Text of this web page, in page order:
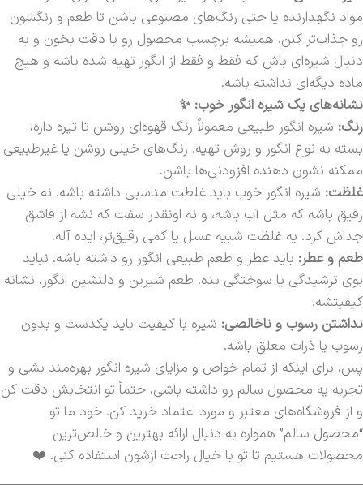
مواد نگهدارنده یا حتی رنگ‌های مصنوعی باشن تا طعم و رنگشون
رو جذاب‌تر کنن. همیشه برچسب محصول رو با دقت بخون و به
دنبال شیره‌ای باش که فقط و فقط از انگور تهیه شده باشه و هیچ
ماده دیگه‌ای نداشته باشه.
نشانه‌های یک شیره انگور خوب: ✨
رنگ: شیره انگور طبیعی معمولاً رنگ قهوه‌ای روشن تا تیره داره،
بسته به نوع انگور و روش تهیه. رنگ‌های خیلی روشن یا غیرطبیعی
ممکنه نشون دهنده افزودنی‌ها باشن.
غلظت: شیره انگور خوب باید غلظت مناسبی داشته باشه. نه خیلی
رقیق باشه که مثل آب باشه، و نه اونقدر سفت که نشه از قاشق
جداش کرد. یه غلظت شبیه عسل یا کمی رقیق‌تر، ایده آله.
طعم و عطر: باید عطر و طعم طبیعی انگور رو داشته باشه. نباید
بوی ترشیدگی یا سوختگی بده. طعم شیرین و دلنشین انگور، نشانه
کیفیتشه.
نداشتن رسوب و ناخالصی: شیره با کیفیت باید یکدست و بدون
رسوب یا ذرات معلق باشه.
پس، برای اینکه از تمام خواص و مزایای شیره انگور بهره‌مند بشی و
تجربه یه محصول سالم رو داشته باشی، حتماً تو انتخابش دقت کن
و از فروشگاه‌های معتبر و مورد اعتماد خرید کن. خود ما تو
“محصول سالم” همواره به دنبال ارائه بهترین و خالص‌ترین
محصولات هستیم تا تو با خیال راحت ازشون استفاده کنی. ❤️